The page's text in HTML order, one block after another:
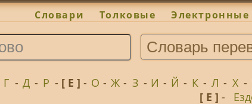
Словари Толковые Электронные
Г - Д - Р - [ Е ] - О - Ж - З - И - Й - К - Л - Х -
[ Е ]-